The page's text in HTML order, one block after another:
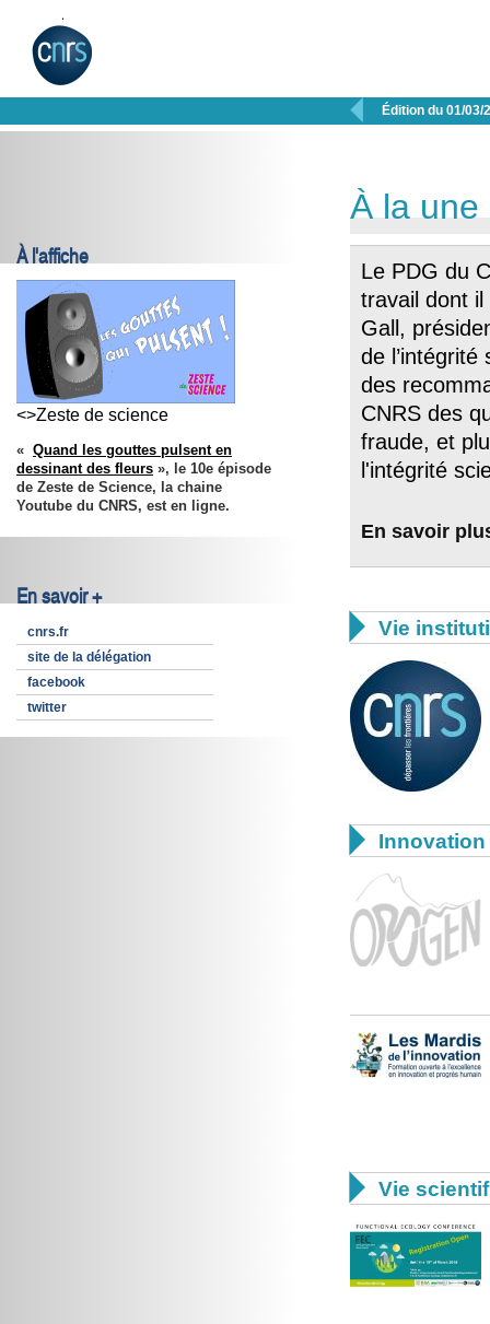
 Édition du 01/03/
À l'affiche
<>Zeste de science
« Quand les gouttes pulsent en
dessinant des fleurs », le 10e épisode
de Zeste de Science, la chaine
Youtube du CNRS, est en ligne.
En savoir +
cnrs.fr
site de la délégation
facebook
twitter
À la une
Le PDG du
travail dont
Gall,
de
des
CNRS des
fraude, et
l'intégrité
En savoir
 Vie

 Vie